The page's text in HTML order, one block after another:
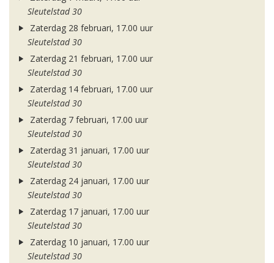
Sleutelstad 30
Zaterdag 28 februari, 17.00 uur
Sleutelstad 30
Zaterdag 21 februari, 17.00 uur
Sleutelstad 30
Zaterdag 14 februari, 17.00 uur
Sleutelstad 30
Zaterdag 7 februari, 17.00 uur
Sleutelstad 30
Zaterdag 31 januari, 17.00 uur
Sleutelstad 30
Zaterdag 24 januari, 17.00 uur
Sleutelstad 30
Zaterdag 17 januari, 17.00 uur
Sleutelstad 30
Zaterdag 10 januari, 17.00 uur
Sleutelstad 30